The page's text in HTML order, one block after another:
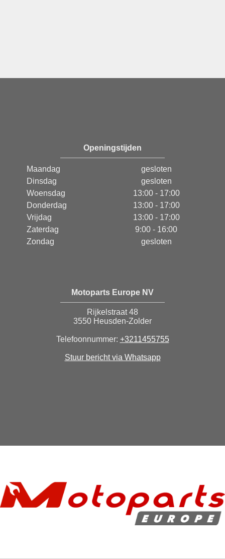
Openingstijden
Maandag
gesloten
Dinsdag
gesloten
Woensdag
13:00 - 17:00
Donderdag
13:00 - 17:00
Vrijdag
13:00 - 17:00
Zaterdag
9:00 - 16:00
Zondag
gesloten
Motoparts Europe NV
Rijkelstraat 48
3550 Heusden-Zolder
Telefoonnummer: +3211455755
Stuur bericht via Whatsapp